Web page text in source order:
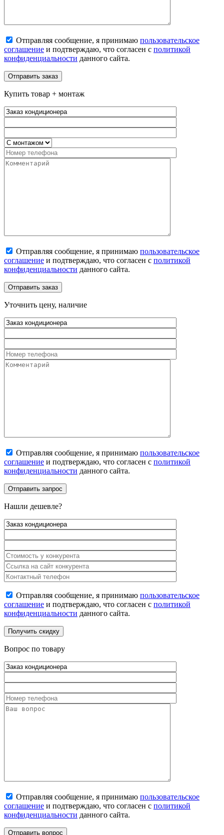
Отправляя сообщение, я принимаю пользовательское
соглашение и подтверждаю, что согласен с политикой
конфиденциальности данного сайта.
Купить товар + монтаж
Отправляя сообщение, я принимаю пользовательское
соглашение и подтверждаю, что согласен с политикой
конфиденциальности данного сайта.
Уточнить цену, наличие
Отправляя сообщение, я принимаю пользовательское
соглашение и подтверждаю, что согласен с политикой
конфиденциальности данного сайта.
Нашли дешевле?
Отправляя сообщение, я принимаю пользовательское
соглашение и подтверждаю, что согласен с политикой
конфиденциальности данного сайта.
Вопрос по товару
Отправляя сообщение, я принимаю пользовательское
соглашение и подтверждаю, что согласен с политикой
конфиденциальности данного сайта.